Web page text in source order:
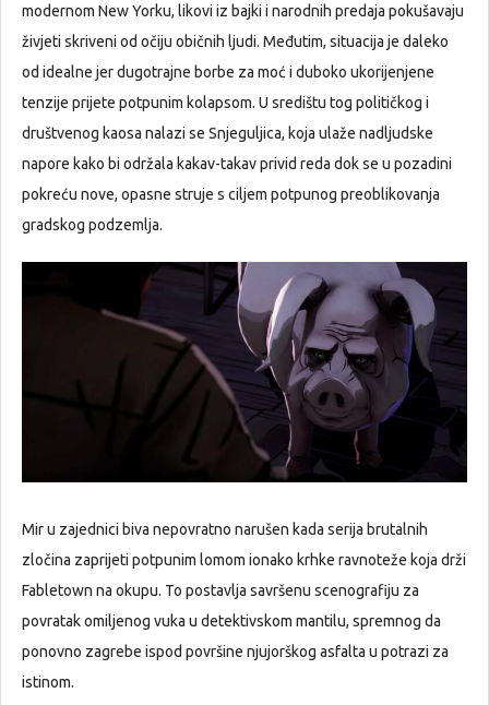
modernom New Yorku, likovi iz bajki i narodnih predaja pokušavaju
živjeti skriveni od očiju običnih ljudi. Međutim, situacija je daleko
od idealne jer dugotrajne borbe za moć i duboko ukorijenjene
tenzije prijete potpunim kolapsom. U središtu tog političkog i
društvenog kaosa nalazi se Snjeguljica, koja ulaže nadljudske
napore kako bi održala kakav-takav privid reda dok se u pozadini
pokreću nove, opasne struje s ciljem potpunog preoblikovanja
gradskog podzemlja.
Mir u zajednici biva nepovratno narušen kada serija brutalnih
zločina zaprijeti potpunim lomom ionako krhke ravnoteže koja drži
Fabletown na okupu. To postavlja savršenu scenografiju za
povratak omiljenog vuka u detektivskom mantilu, spremnog da
ponovno zagrebe ispod površine njujorškog asfalta u potrazi za
istinom.